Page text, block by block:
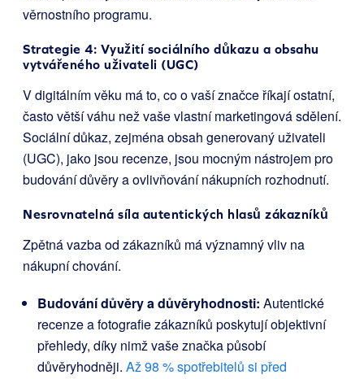
věrnostního programu.
Strategie 4: Využití sociálního důkazu a obsahu
vytvářeného uživateli (UGC)
V digitálním věku má to, co o vaší značce říkají ostatní,
často větší váhu než vaše vlastní marketingová sdělení.
Sociální důkaz, zejména obsah generovaný uživateli
(UGC), jako jsou recenze, jsou mocným nástrojem pro
budování důvěry a ovlivňování nákupních rozhodnutí.
Nesrovnatelná síla autentických hlasů zákazníků
Zpětná vazba od zákazníků má významný vliv na
nákupní chování.
Budování důvěry a důvěryhodnosti: Autentické
recenze a fotografie zákazníků poskytují objektivní
přehledy, díky nimž vaše značka působí
důvěryhodněji. Až 98 % spotřebitelů si před